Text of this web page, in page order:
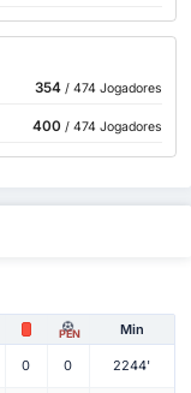
354/ 474 Jogadores
400 / 474 Jogadores
PEN Min
0 0 2244'